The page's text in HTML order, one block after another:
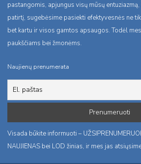
pastangomis, apjungus visų mūsų entuziazmą,
patirtį, sugebėsime pasiekti efektyvesnės ne
bet kartu ir visos gamtos apsaugos. Todėl
paukščiams bei žmonėms.
Naujienų prenumerata
Visada būkite informuoti –
NAUJIENAS bei LOD žinias, ir mes jas